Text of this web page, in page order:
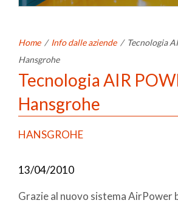
Home / Info dalle aziende / Tecnologia
Hansgrohe
Tecnologia AIR
Hansgrohe
HANSGROHE
13/04/2010
Grazie al nuovo sistema AirPower